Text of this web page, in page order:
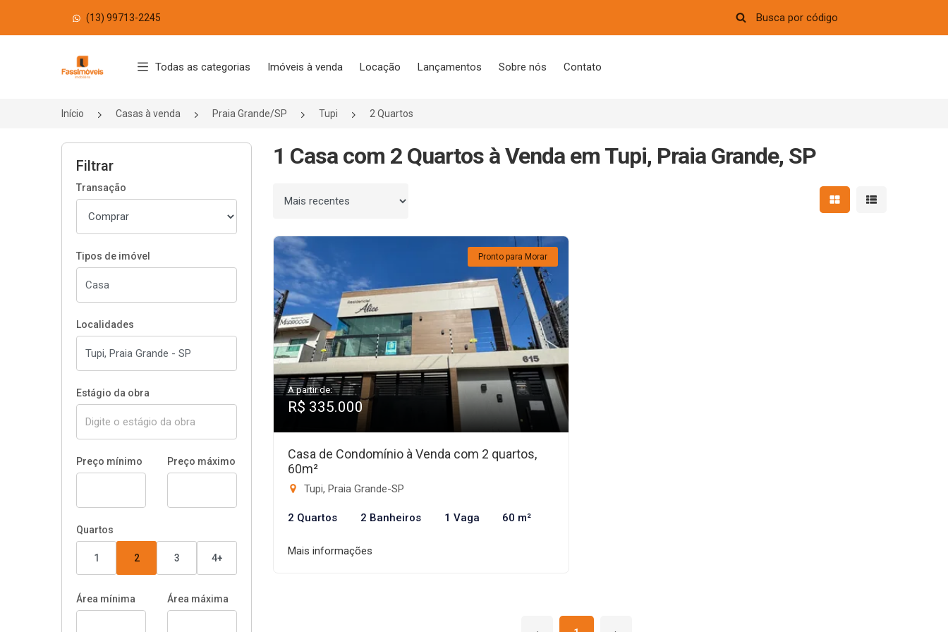
(13) 99713-2245
Página inicial
Todas as categorias Imóveis à venda Locação Lançamentos Sobre nós Contato
Início Casas à venda Praia Grande/SP Tupi 2 Quartos
Filtrar
Transação
Tipos de imóvel
Localidades
Estágio da obra
Preço mínimo Preço máximo
Quartos
1 2 3 4+
Área mínima Área máxima
1 Casa com 2 Quartos à Venda em Tupi, Praia Grande, SP
Ordenar por Mostrar resultados em
Mostrar
Pronto para Morar
A partir de:
R$ 335.000
Casa de Condomínio à Venda com 2 quartos,
60m²
Tupi, Praia Grande-SP
2 Quartos 2 Banheiros 1 Vaga 60 m²
Mais informações